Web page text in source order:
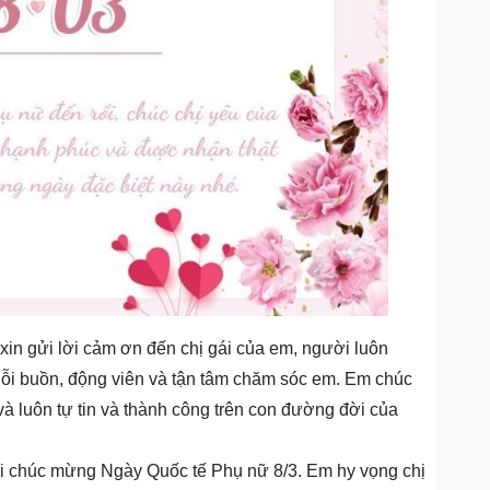
gửi lời cảm ơn đến chị gái của em, người luôn
buồn, động viên và tận tâm chăm sóc em. Em chúc
luôn tự tin và thành công trên con đường đời của
mừng Ngày Quốc tế Phụ nữ 8/3. Em hy vọng chị